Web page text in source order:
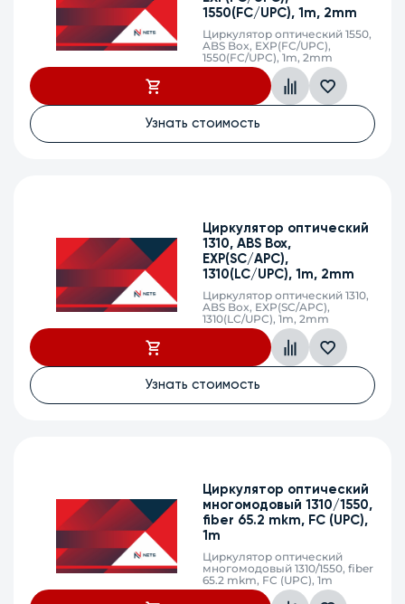
1550(FC/UPC), 1m, 2mm
Циркулятор оптический 1550,
ABS Box, EXP(FC/UPC),
1550(FC/UPC), 1m, 2mm
Узнать стоимость
Циркулятор оптический
1310, ABS Box,
EXP(SC/APC),
1310(LC/UPC), 1m, 2mm
Циркулятор оптический 1310,
ABS Box, EXP(SC/APC),
1310(LC/UPC), 1m, 2mm
Узнать стоимость
Циркулятор оптический
многомодовый 1310/1550,
fiber 65.2 mkm, FC (UPC),
1m
Циркулятор оптический
многомодовый 1310/1550, fiber
65.2 mkm, FC (UPC), 1m